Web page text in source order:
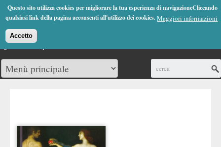
Questo sito utilizza cookies per migliorare la tua esperienza di navigazioneCliccando
qualsiasi link della pagina acconsenti all'utilizzo dei cookies.Maggiori informazioni
Accetto
Jump to Navigation
(0)